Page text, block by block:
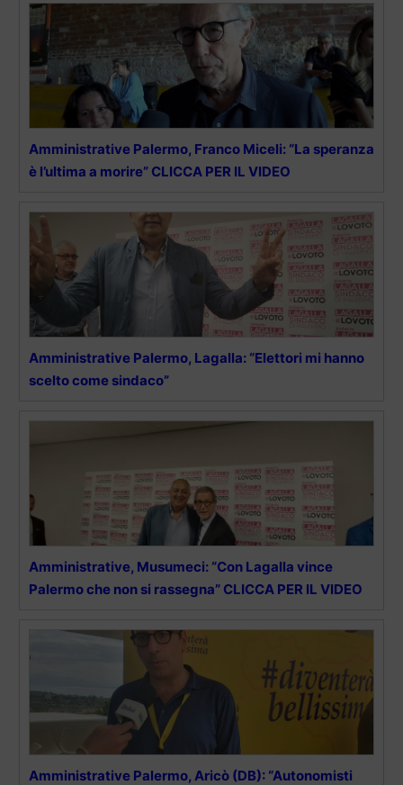
Amministrative Palermo, Franco Miceli: “La speranza
è l’ultima a morire” CLICCA PER IL VIDEO
Amministrative Palermo, Lagalla: “Elettori mi hanno
scelto come sindaco”
Amministrative, Musumeci: “Con Lagalla vince
Palermo che non si rassegna” CLICCA PER IL VIDEO
Amministrative Palermo, Aricò (DB): “Autonomisti